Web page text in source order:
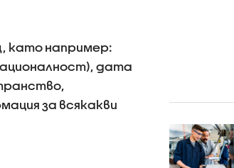
като например:
дата
за всякакви